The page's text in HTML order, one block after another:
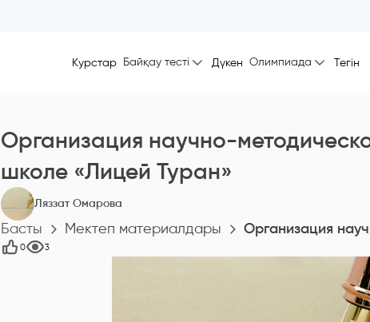
Курстар Байқау тесті Дүкен Олимпиада Тегін
Организация научно-
школе «Лицей Туран»
Ляззат Омарова
Басты Мектеп материалдары Организация
0 3